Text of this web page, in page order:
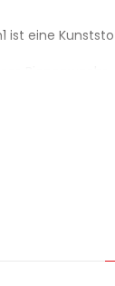
ist eine
Schleierbildung.
das